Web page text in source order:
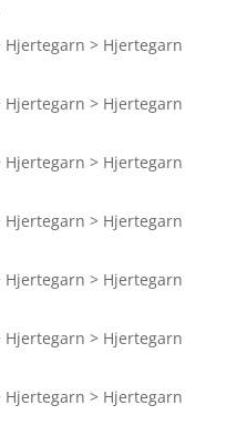
Hjertegarn > Hjertegarn
Hjertegarn > Hjertegarn
Hjertegarn > Hjertegarn
Hjertegarn > Hjertegarn
Hjertegarn > Hjertegarn
Hjertegarn > Hjertegarn
Hjertegarn > Hjertegarn